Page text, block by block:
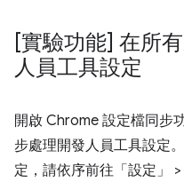
[實驗功能] 在所
人員工具設定
開啟 Chrome 設定檔同步
步處理開發人員工具設定
定，請依序前往「設定」